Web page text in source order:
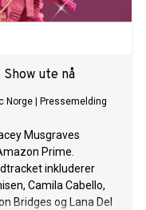
å utforske og boltre
Show ute nå
Norge Pressemelding
Musgraves
Prime.
inkluderer
Camila Cabello,
Bridges og Lana Del